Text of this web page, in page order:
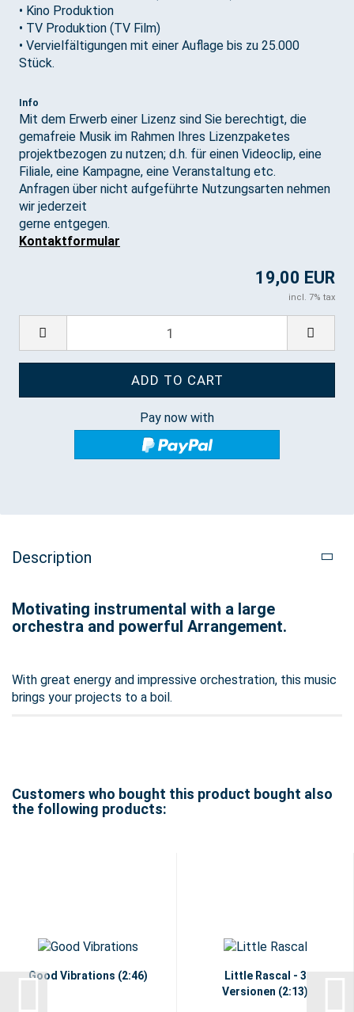
• Kino Produktion
• TV Produktion (TV Film)
• Vervielfältigungen mit einer Auflage bis zu 25.000
Stück.
Info
Mit dem Erwerb einer Lizenz sind Sie berechtigt, die
gemafreie Musik im Rahmen Ihres Lizenzpaketes
projektbezogen zu nutzen; d.h. für einen Videoclip, eine
Filiale, eine Kampagne, eine Veranstaltung etc.
Anfragen über nicht aufgeführte Nutzungsarten nehmen
wir jederzeit
gerne entgegen.
Kontaktformular
19,00 EUR
incl. 7% tax
Pay now with
Description
Motivating instrumental with a large
orchestra and powerful Arrangement.
With great energy and impressive orchestration, this music
brings your projects to a boil.
Customers who bought this product bought also
the following products:
Good Vibrations (2:46)
Little Rascal - 3
Versionen (2:13)